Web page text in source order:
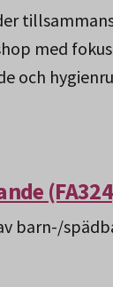
med
och
barn-/